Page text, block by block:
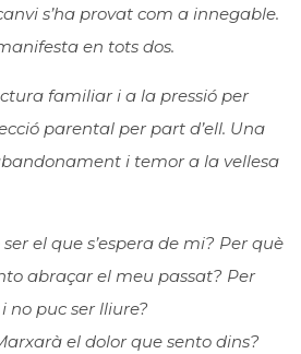
s’ha provat com a innegable.
en tots dos.
familiar i a la pressió per
parental per part d’ell. Una
i temor a la vellesa
el que s’espera de mi? Per què
abraçar el meu passat? Per
no puc ser lliure?
el dolor que sento dins?